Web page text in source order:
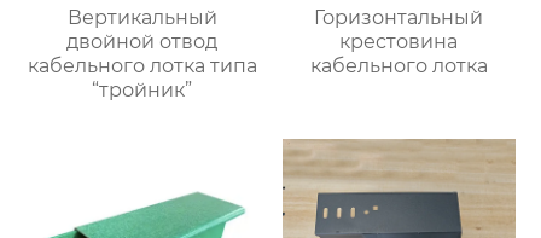
Вертикальный
двойной отвод
кабельного лотка типа
“тройник”
Горизонтальный
крестовина
кабельного лотка